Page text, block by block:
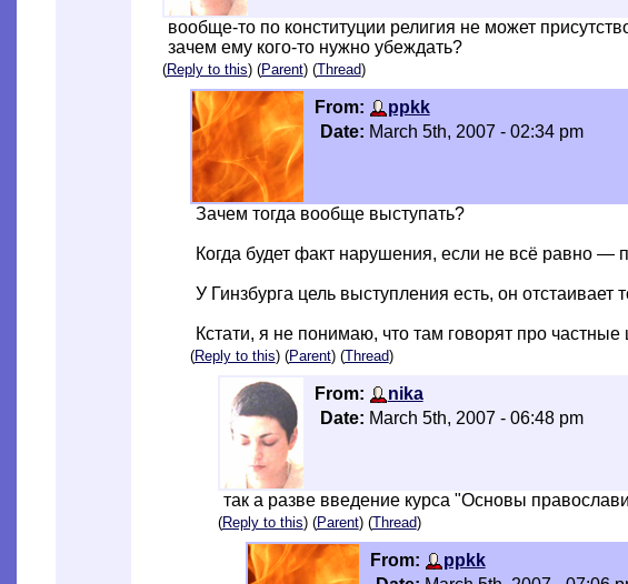
вообще-то по конституции религия не может
зачем ему кого-то нужно убеждать?
(Reply to this) (Parent) (Thread)
From:
ppkk
Date: March 5th, 2007 - 02:34 pm
Зачем тогда вообще выступать?
Когда будет факт нарушения, если не всё равно —
У Гинзбурга цель выступления есть, он
Кстати, я не понимаю, что там говорят про
(Reply to this) (Parent) (Thread)
From:
nika
Date: March 5th, 2007 - 06:48 pm
так а разве введение курса "Основы
(Reply to this) (Parent) (Thread)
From:
ppkk